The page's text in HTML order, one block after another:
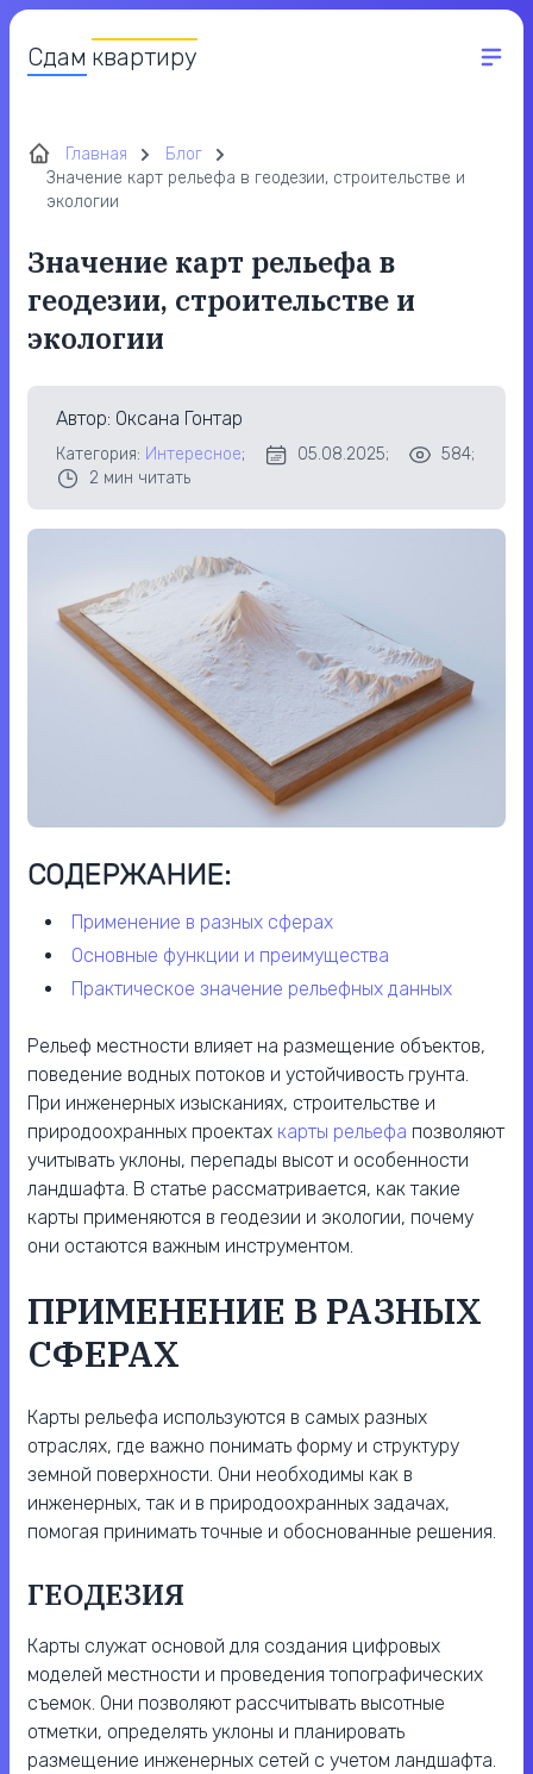
Сдам квартиру
Главная
Блог
Значение карт рельефа в геодезии, строительстве и
экологии
Значение карт рельефа в
геодезии, строительстве и
экологии
Автор: Оксана Гонтар
Категория: Интересное; 05.08.2025;
584;
2 мин читать
СОДЕРЖАНИЕ:
применение в разных сферах
основные функции и преимущества
практическое значение рельефных данных
Рельеф местности влияет на размещение объектов,
поведение водных потоков и устойчивость грунта.
При инженерных изысканиях, строительстве и
природоохранных проектах карты рельефа позволяют
учитывать уклоны, перепады высот и особенности
ландшафта. В статье рассматривается, как такие
карты применяются в геодезии и экологии, почему
они остаются важным инструментом.
ПРИМЕНЕНИЕ В РАЗНЫХ
СФЕРАХ
Карты рельефа используются в самых разных
отраслях, где важно понимать форму и структуру
земной поверхности. Они необходимы как в
инженерных, так и в природоохранных задачах,
помогая принимать точные и обоснованные решения.
ГЕОДЕЗИЯ
Карты служат основой для создания цифровых
моделей местности и проведения топографических
съемок. Они позволяют рассчитывать высотные
отметки, определять уклоны и планировать
размещение инженерных сетей с учетом ландшафта.